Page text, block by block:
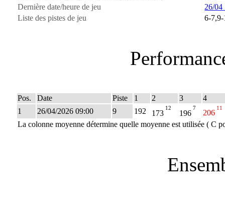
Dernière date/heure de jeu
26/04
Liste des pistes de jeu
6-
Pos. Date Piste 1 2 3
4
1
26/04/2026 09:00 9 192 173
12
196
7
206
11
La colonne moyenne détermine quelle moyenne est utilisée ( C